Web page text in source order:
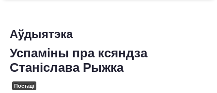
ПРАГРАМА
АЎДЫЯТЭКА
ПРА НАС
Аўдыятэка
Успаміны пра ксяндза
Станіслава Рыжка
Постаці